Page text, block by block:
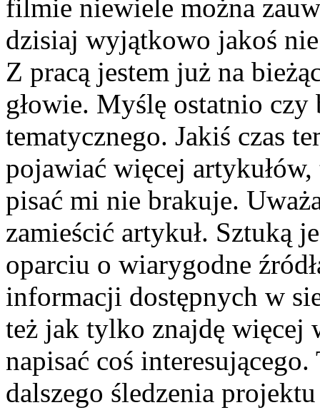
filmie niewiele można
dzisiaj wyjątkowo jakoś
Z pracą jestem już na
głowie. Myślę ostatnio
tematycznego. Jakiś czas
pojawiać więcej
pisać mi nie brakuje.
zamieścić artykuł. Sztuką
oparciu o wiarygodne
informacji dostępnych w
też jak tylko znajdę więcej
napisać coś
dalszego śledzenia